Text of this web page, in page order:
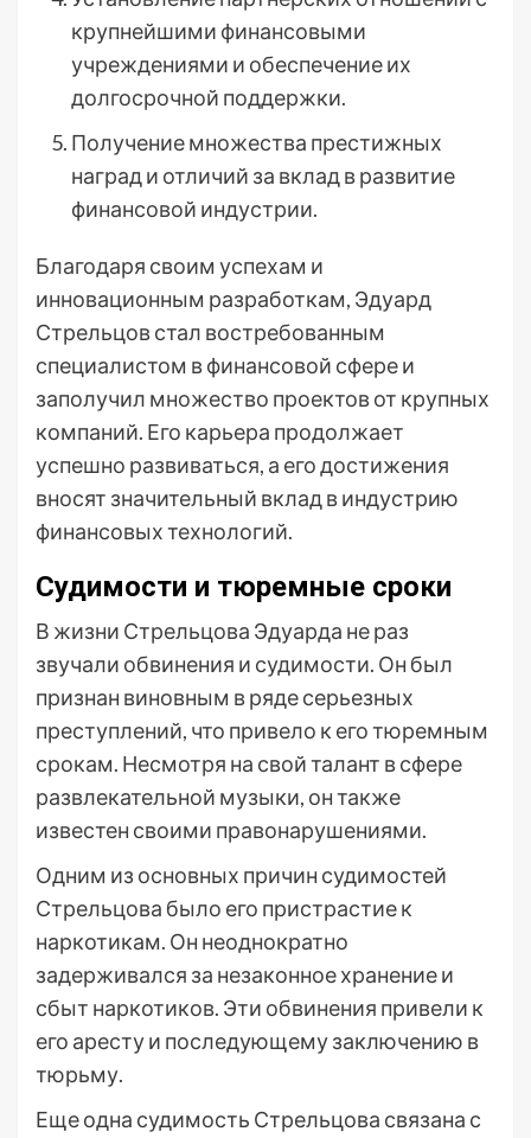
крупнейшими финансовыми
учреждениями и обеспечение их
долгосрочной поддержки.
Получение множества престижных
наград и отличий за вклад в развитие
финансовой индустрии.
Благодаря своим успехам и
инновационным разработкам, Эдуард
Стрельцов стал востребованным
специалистом в финансовой сфере и
заполучил множество проектов от крупных
компаний. Его карьера продолжает
успешно развиваться, а его достижения
вносят значительный вклад в индустрию
финансовых технологий.
Судимости и тюремные сроки
В жизни Стрельцова Эдуарда не раз
звучали обвинения и судимости. Он был
признан виновным в ряде серьезных
преступлений, что привело к его тюремным
срокам. Несмотря на свой талант в сфере
развлекательной музыки, он также
известен своими правонарушениями.
Одним из основных причин судимостей
Стрельцова было его пристрастие к
наркотикам. Он неоднократно
задерживался за незаконное хранение и
сбыт наркотиков. Эти обвинения привели к
его аресту и последующему заключению в
тюрьму.
Еще одна судимость Стрельцова связана с